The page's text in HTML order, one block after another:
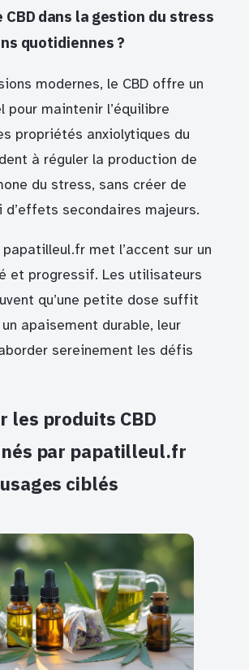
CBD dans la gestion du stress
quotidiennes ?
modernes, le CBD offre un
pour maintenir l’équilibre
propriétés anxiolytiques du
à réguler la production de
du stress, sans créer de
d’effets secondaires majeurs.
papatilleul.fr met l’accent sur un
et progressif. Les utilisateurs
qu’une petite dose suffit
apaisement durable, leur
sereinement les défis
les produits CBD
par papatilleul.fr
ciblés